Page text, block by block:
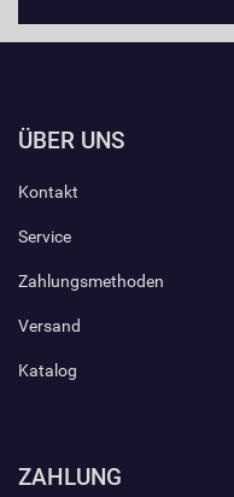
ÜBER UNS
Kontakt
Service
Zahlungsmethoden
Versand
Katalog
ZAHLUNG